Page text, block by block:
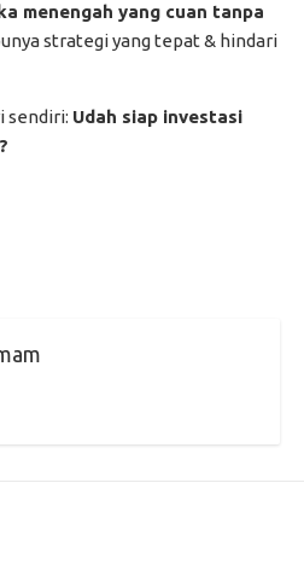
menengah yang cuan tanpa
strategi yang tepat & hindari
sendiri: Udah siap investasi